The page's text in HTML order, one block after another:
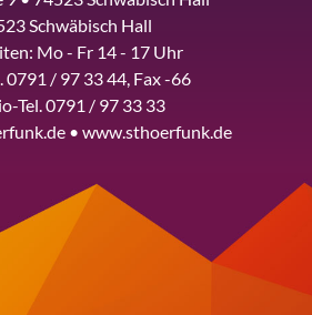
Schwäbisch Hall
Mo - Fr 14 - 17 Uhr
0791 / 97 33 44, Fax -66
Tel. 0791 / 97 33 33
• www.sthoerfunk.de